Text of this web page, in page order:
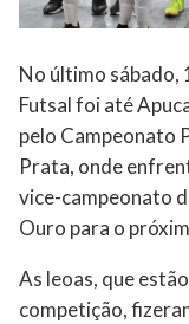
No último sábado,
Futsal foi até
pelo Campeonato
Prata, onde
vice-campeonato
Ouro para o
As leoas, que
competição,